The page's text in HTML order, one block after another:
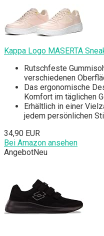
Kappa Logo MASERTA
Rutschfeste
verschiedenen
Das ergonomische
Komfort im täglichen
Erhältlich in einer
jedem persönlichen
34,90 EUR
Bei Amazon ansehen
AngebotNeu